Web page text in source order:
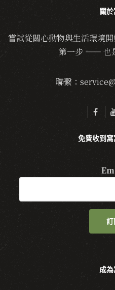
關
嘗試從關心動物與生活環境
第一步 —— 也
聯繫：
免費收到
訂
成